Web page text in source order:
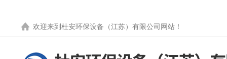
欢迎来到 杜安环保设备（江苏）有限公司网站 ！